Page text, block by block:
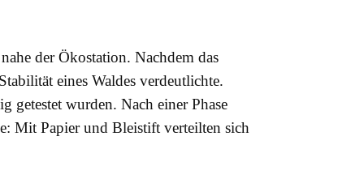
der Ökostation. Nachdem das
eines Waldes verdeutlichte.
getestet wurden. Nach einer Phase
Mit Papier und Bleistift verteilten sich